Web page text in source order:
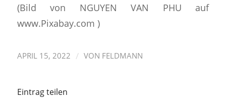
(Bild von NGUYEN VAN PHU auf
www.Pixabay.com )
APRIL 15, 2022 / VON FELDMANN
Eintrag teilen